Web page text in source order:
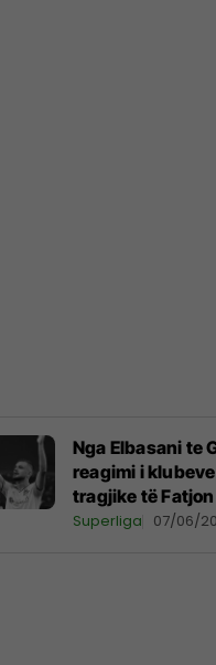
Nga Elbasani te
reagimi i
tragjike të
Superliga 07/06/